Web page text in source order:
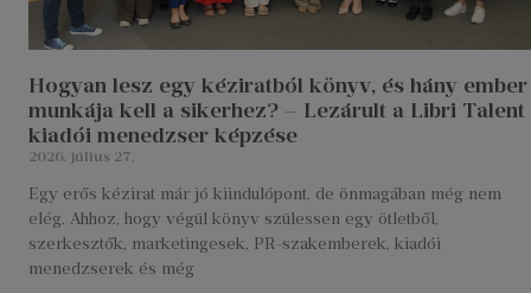
Hogyan lesz egy kéziratból könyv, és hány ember
munkája kell a sikerhez? – Lezárult a Libri Talent
kiadói menedzser képzése
2026. július 27.
Egy erős kézirat már jó kiindulópont, de önmagában még nem
elég. Ahhoz, hogy végül könyv szülessen egy ötletből,
szerkesztők, marketingesek, PR-szakemberek, kiadói
menedzserek és még